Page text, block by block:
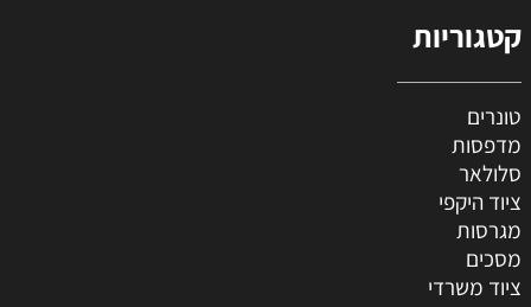
קטגוריות
טונרים
מדפסות
סלולאר
ציוד היקפי
מגרסות
מסכים
ציוד משרדי